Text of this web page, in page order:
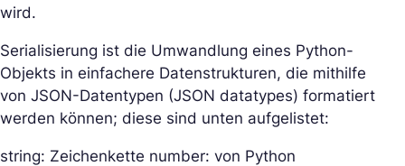
wird.
Serialisierung ist die Umwandlung eines Python-
Objekts in einfachere Datenstrukturen, die mithilfe
von JSON-Datentypen (JSON datatypes) formatiert
werden können; diese sind unten aufgelistet:
string: Zeichenkette number: von Python